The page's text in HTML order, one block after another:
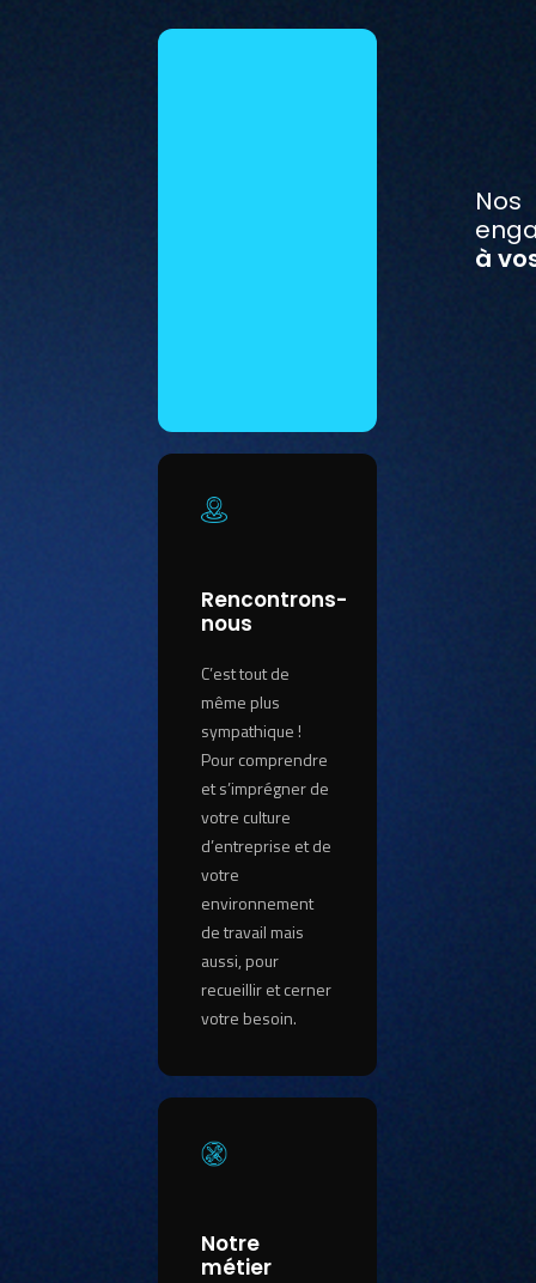
Nos
à
Rencontrons-
nous
C’est tout de
même plus
sympathique !
Pour comprendre
et s’imprégner de
votre culture
d’entreprise et de
votre
environnement
de travail mais
aussi, pour
recueillir et cerner
votre besoin.
Notre
métier